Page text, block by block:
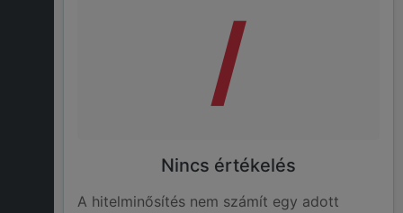
/
Nincs értékelés
A hitelminősítés nem számít egy adott